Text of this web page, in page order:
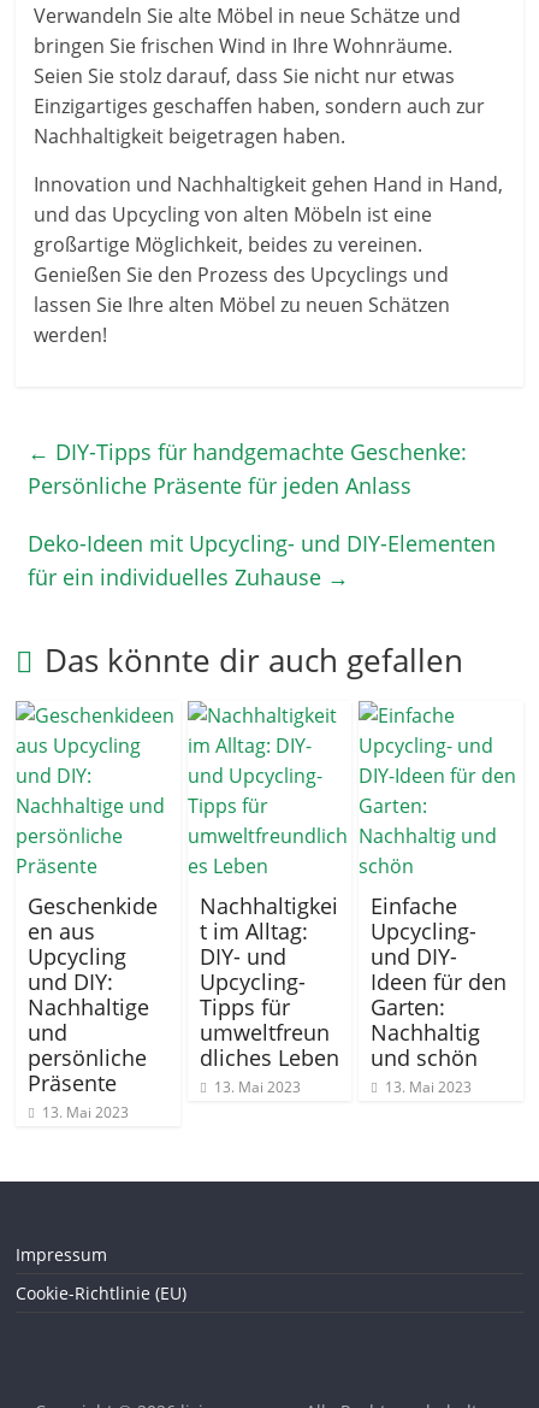
Verwandeln Sie alte Möbel in neue Schätze und
bringen Sie frischen Wind in Ihre Wohnräume.
Seien Sie stolz darauf, dass Sie nicht nur etwas
Einzigartiges geschaffen haben, sondern auch zur
Nachhaltigkeit beigetragen haben.
Innovation und Nachhaltigkeit gehen Hand in Hand,
und das Upcycling von alten Möbeln ist eine
großartige Möglichkeit, beides zu vereinen.
Genießen Sie den Prozess des Upcyclings und
lassen Sie Ihre alten Möbel zu neuen Schätzen
werden!
← DIY-Tipps für handgemachte Geschenke:
Persönliche Präsente für jeden Anlass
Deko-Ideen mit Upcycling- und DIY-Elementen
für ein individuelles Zuhause →
Das könnte dir auch gefallen
Geschenkide
en aus
Upcycling
und DIY:
Nachhaltige
und
persönliche
Präsente
13. Mai 2023
Nachhaltigkei
t im Alltag:
DIY- und
Upcycling-
Tipps für
umweltfreun
dliches Leben
13. Mai 2023
Einfache
Upcycling-
und DIY-
Ideen für den
Garten:
Nachhaltig
und schön
13. Mai 2023
Impressum
Cookie-Richtlinie (EU)